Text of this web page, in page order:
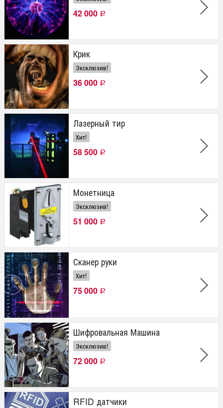
42 000 Р
Крик
Эксклюзив!
36 000 Р
Лазерный тир
Хит!
58 500 Р
Монетница
Эксклюзив!
51 000 Р
Сканер руки
Хит!
75 000 Р
Шифровальная Машина
Эксклюзив!
72 000 Р
RFID датчики